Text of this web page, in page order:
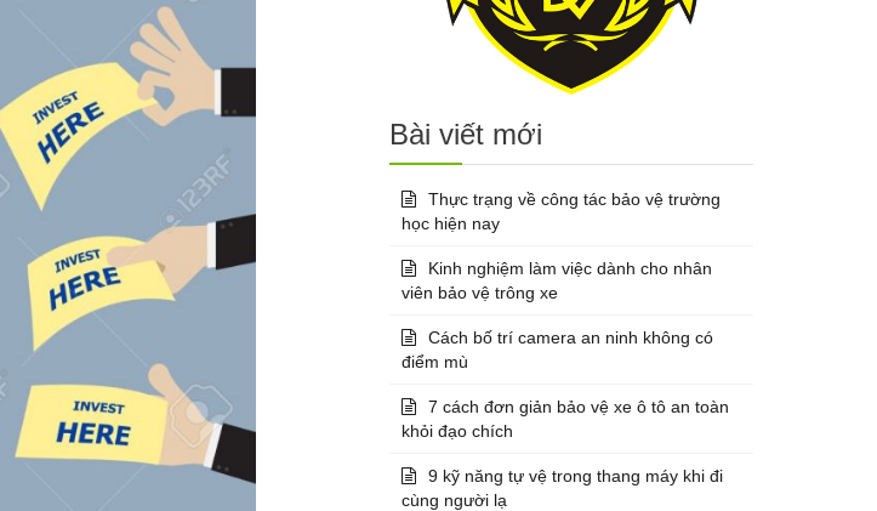
Bài viết mới
Thực trạng về công tác bảo vệ trường
học hiện nay
Kinh nghiệm làm việc dành cho nhân
viên bảo vệ trông xe
Cách bố trí camera an ninh không có
điểm mù
7 cách đơn giản bảo vệ xe ô tô an toàn
khỏi đạo chích
9 kỹ năng tự vệ trong thang máy khi đi
cùng người lạ